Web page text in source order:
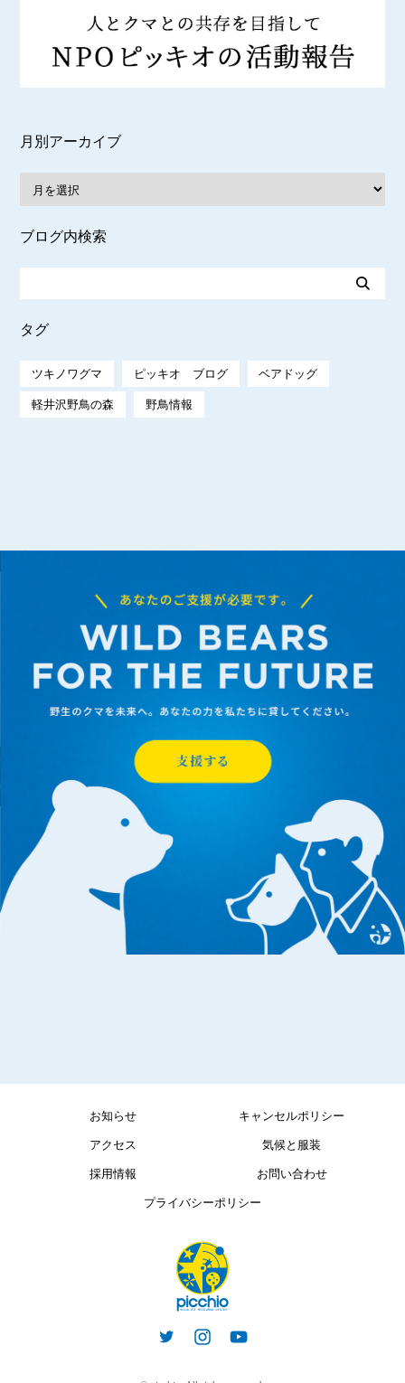
月別アーカイブ
ブログ内検索
タグ
ツキノワグマ ピッキオ ブログ ベアドッグ
軽井沢野鳥の森 野鳥情報
お知らせ キャンセルポリシー
アクセス 気候と服装
採用情報 お問い合わせ
プライバシーポリシー